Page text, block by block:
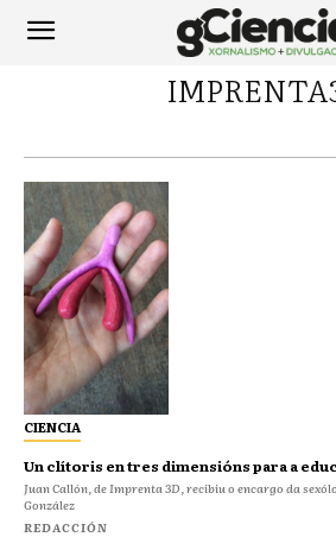
CIENCIA
Un clítoris en tres dimensións para a
Juan Callón, de Imprenta 3D, recibiu o encargo da
González
REDACCIÓN